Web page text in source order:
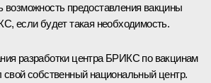
возможность предоставления вакцины
если будет такая необходимость.
разработки центра БРИКС по вакцинам
свой собственный национальный центр.